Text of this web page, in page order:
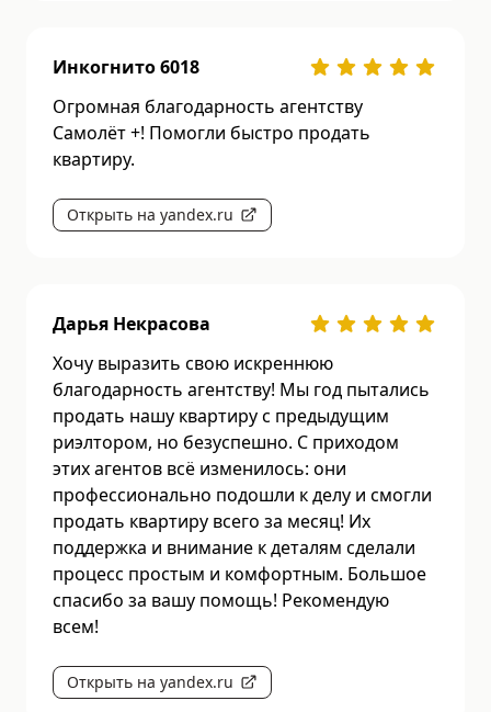
Инкогнито 6018
Огромная благодарность агентству
Самолёт +! Помогли быстро продать
квартиру.
Открыть на yandex.ru
Дарья Некрасова
Хочу выразить свою искреннюю
благодарность агентству! Мы год пытались
продать нашу квартиру с предыдущим
риэлтором, но безуспешно. С приходом
этих агентов всё изменилось: они
профессионально подошли к делу и смогли
продать квартиру всего за месяц! Их
поддержка и внимание к деталям сделали
процесс простым и комфортным. Большое
спасибо за вашу помощь! Рекомендую
всем!
Открыть на yandex.ru